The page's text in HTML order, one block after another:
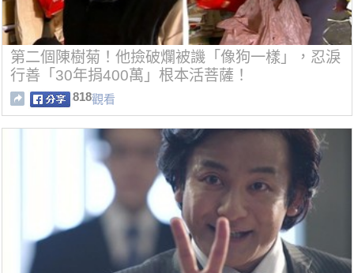
第二個陳樹菊！他撿破爛被譏「像狗一樣」，忍淚
行善「30年捐400萬」根本活菩薩！
818觀看